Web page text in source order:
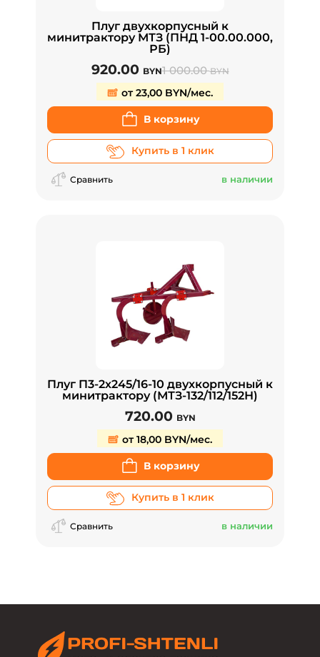
Плуг двухкорпусный к
минитрактору МТЗ (ПНД 1-00.00.000,
РБ)
920.00 BYN1 000.00BYN
от 23,00 BYN/мес.
В корзину
Купить в 1 клик
Сравнить в наличии
Плуг П3-2х245/16-10 двухкорпусный к
минитрактору (МТЗ-132/112/152Н)
720.00 BYN
от 18,00 BYN/мес.
В корзину
Купить в 1 клик
Сравнить в наличии